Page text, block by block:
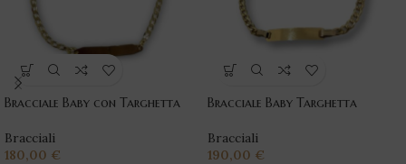
Bracciale Baby con Targhetta
Bracciali
180,00 €
Bracciale Baby Targhetta
Bracciali
190,00 €